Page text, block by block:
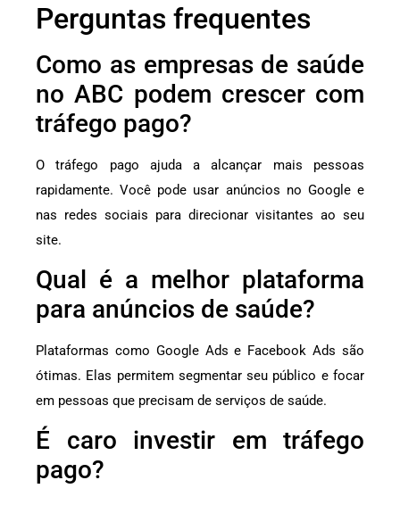
Perguntas frequentes
Como as empresas de saúde
no ABC podem crescer com
tráfego pago?
O tráfego pago ajuda a alcançar mais pessoas
rapidamente. Você pode usar anúncios no Google e
nas redes sociais para direcionar visitantes ao seu
site.
Qual é a melhor plataforma
para anúncios de saúde?
Plataformas como Google Ads e Facebook Ads são
ótimas. Elas permitem segmentar seu público e focar
em pessoas que precisam de serviços de saúde.
É caro investir em tráfego
pago?